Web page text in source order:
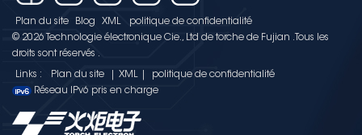
Plan du site Blog XML
politique de confidentialité
© 2026 Technologie électronique Cie., Ltd de torche de Fujian .Tous les
droits sont réservés .
Links : Plan du site XML
politique de confidentialité
Réseau IPv6 pris en charge